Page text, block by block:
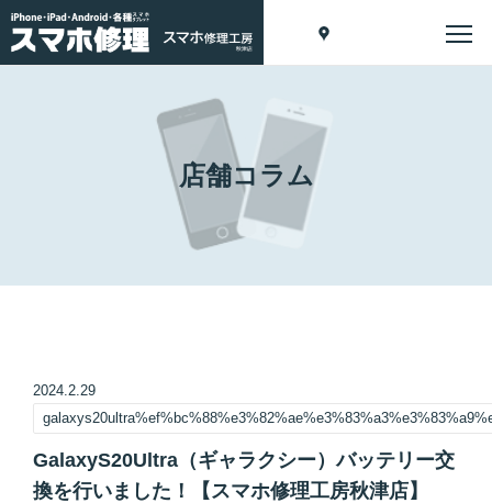
店舗コラム
2024.2.29
GalaxyS20Ultra（ギャラクシー）バッテリー交
換を行いました！【スマホ修理工房秋津店】